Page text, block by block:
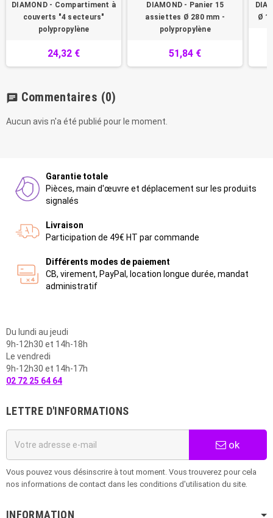
DIAMOND - Compartiment à
couverts "4 secteurs"
polypropylène
24,32 €
DIAMOND - Panier 15
assiettes Ø 280 mm -
polypropylène
51,84 €
Ø
chat Commentaires (0)
Aucun avis n'a été publié pour le moment.
Garantie totale
Pièces, main d'œuvre et déplacement sur les produits
signalés
Livraison
Participation de 49€ HT par commande
Différents modes de paiement
CB, virement, PayPal, location longue durée, mandat
administratif
Du lundi au jeudi
9h-12h30 et 14h-18h
Le vendredi
9h-12h30 et 14h-17h
02 72 25 64 64
LETTRE D'INFORMATIONS
ok
Vous pouvez vous désinscrire à tout moment. Vous trouverez pour cela
nos informations de contact dans les conditions d'utilisation du site.
INFORMATION